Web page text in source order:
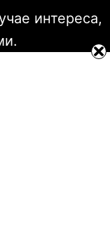
интереса,